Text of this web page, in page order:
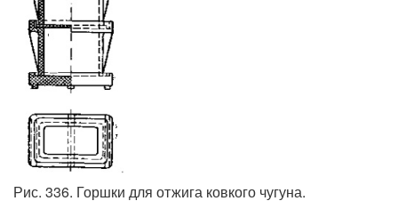
Рис. 336. Горшки для отжига ковкого чугуна.